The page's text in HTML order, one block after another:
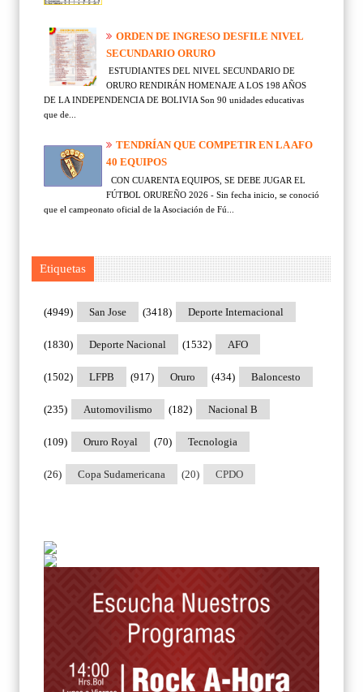
ORDEN DE INGRESO DESFILE NIVEL
SECUNDARIO ORURO
ESTUDIANTES DEL NIVEL SECUNDARIO DE
ORURO RENDIRÁN HOMENAJE A LOS 198 AÑOS
DE LA INDEPENDENCIA DE BOLIVIA Son 90 unidades educativas
que de...
TENDRÍAN QUE COMPETIR EN LA AFO
40 EQUIPOS
CON CUARENTA EQUIPOS, SE DEBE JUGAR EL
FÚTBOL ORUREÑO 2026 - Sin fecha inicio, se conoció
que el campeonato oficial de la Asociación de Fú...
Etiquetas
San Jose
(4949) Deporte Internacional
(3418)
Deporte Nacional
(1830) AFO
(1532)
LFPB
(1502) Oruro
(917) Baloncesto
(434)
Automovilismo
(235) Nacional B
(182)
Oruro Royal
(109) Tecnologia
(70)
Copa Sudamericana
(26) CPDO
(20)